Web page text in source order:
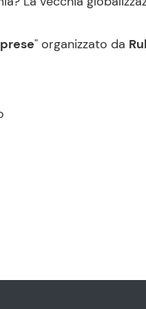
" organizzato da